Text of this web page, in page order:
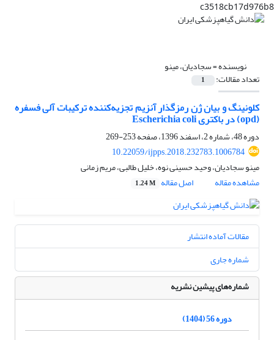
c3518cb17d976b8
نویسنده =سجادیان، مینو
تعداد مقالات: 1
کلونینگ و بیان ژن رمزگذار آنزیم تجزیه‌کننده ترکیبات آلی فسفره
(opd) در باکتری Escherichia coli
دوره 48، شماره 2، اسفند 1396، صفحه
253-269
10.22059/ijpps.2018.232783.1006784
مینو سجادیان، وحید حسینی نوه، خلیل طالبی، مریم زمانی
مشاهده مقاله
اصل مقاله 1.24 M
مقالات آماده انتشار
شماره جاری
شماره‌های پیشین نشریه
دوره 56 (1404)